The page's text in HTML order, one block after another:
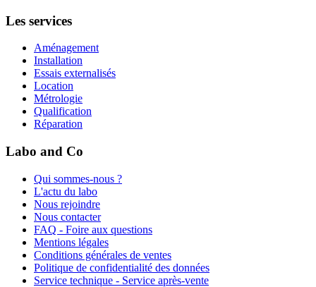
Les services
Aménagement
Installation
Essais externalisés
Location
Métrologie
Qualification
Réparation
Labo and Co
Qui sommes-nous ?
L'actu du labo
Nous rejoindre
Nous contacter
FAQ - Foire aux questions
Mentions légales
Conditions générales de ventes
Politique de confidentialité des données
Service technique - Service après-vente